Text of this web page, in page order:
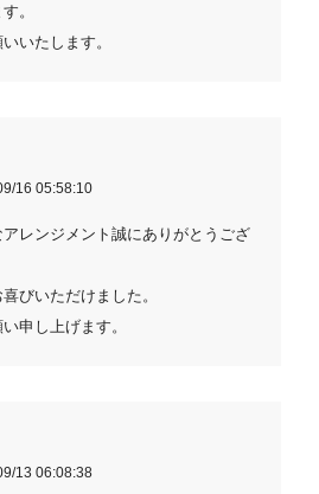
。
いたします。
16 05:58:10
レンジメント誠にありがとうござ
びいただけました。
申し上げます。
13 06:08:38